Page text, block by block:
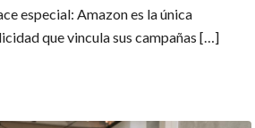
especial: Amazon es la única
que vincula sus campañas […]